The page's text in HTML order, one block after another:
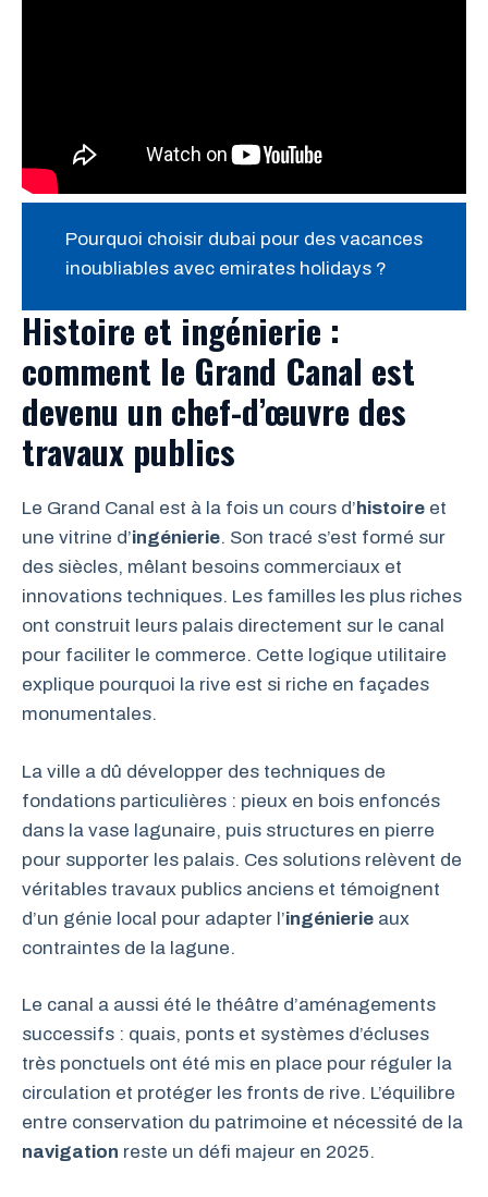
Pourquoi choisir dubai pour des vacances
inoubliables avec emirates holidays ?
Histoire et ingénierie :
comment le Grand Canal est
devenu un chef-d’œuvre des
travaux publics
Le Grand Canal est à la fois un cours d’ histoire et
une vitrine d’ingénierie. Son tracé s’est formé sur
des siècles, mêlant besoins commerciaux et
innovations techniques. Les familles les plus riches
ont construit leurs palais directement sur le canal
pour faciliter le commerce. Cette logique utilitaire
explique pourquoi la rive est si riche en façades
monumentales.
La ville a dû développer des techniques de
fondations particulières : pieux en bois enfoncés
dans la vase lagunaire, puis structures en pierre
pour supporter les palais. Ces solutions relèvent de
véritables travaux publics anciens et témoignent
d’un génie local pour adapter l’ingénierie aux
contraintes de la lagune.
Le canal a aussi été le théâtre d’aménagements
successifs : quais, ponts et systèmes d’écluses
très ponctuels ont été mis en place pour réguler la
circulation et protéger les fronts de rive. L’équilibre
entre conservation du patrimoine et nécessité de la
navigation reste un défi majeur en 2025.